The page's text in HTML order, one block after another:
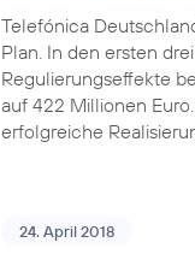
Telefónica
Plan. In den ersten
Regulierungseffekte
auf 422 Millionen
erfolgreiche
24. April 2018